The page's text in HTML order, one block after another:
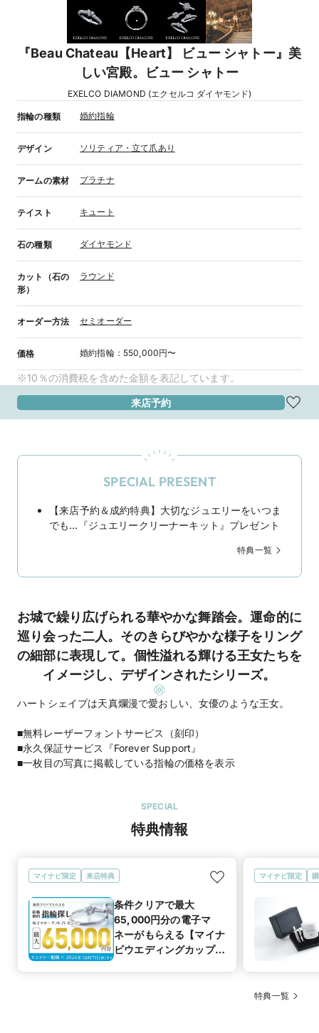
『Beau Chateau【Heart】 ビュー シャトー』美
しい宮殿。ビュー シャトー
EXELCO DIAMOND (エクセルコ ダイヤモンド)
指輪の種類 婚約指輪
デザイン ソリティア・立て爪あり
アームの素材 プラチナ
テイスト キュート
石の種類 ダイヤモンド
カット（石の
形）
ラウンド
オーダー方法 セミオーダー
価格 婚約指輪： 550,000円〜
※10％の消費税を含めた金額を表記しています。
来店予約
SPECIAL PRESENT
【来店予約＆成約特典】大切なジュエリーをいつま
でも…『ジュエリークリーナーキット』プレゼント
特典一覧
お城で繰り広げられる華やかな舞踏会。運命的に
巡り会った二人。そのきらびやかな様子をリング
の細部に表現して。個性溢れる輝ける王女たちを
イメージし、デザインされたシリーズ。
ハートシェイプは天真爛漫で愛おしい、女優のような王女。
■無料レーザーフォントサービス（刻印）
■永久保証サービス『Forever Support』
■一枚目の写真に掲載している指輪の価格を表示
SPECIAL
特典情報
マイナビ限定 来店特典
条件クリアで最大
65,000円分の電子マ
ネーがもらえる【マイナ
ビウエディングカップル
マイナビ限定
特典一覧